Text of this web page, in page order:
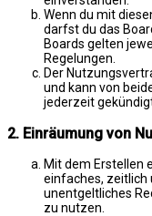
Wenn du mit
darfst du das
Boards gelten
Regelungen.
Der
und kann von
jederzeit
2. Einräumung von
Mit dem Erstellen
einfaches, zeitlich
unentgeltliches
zu nutzen.